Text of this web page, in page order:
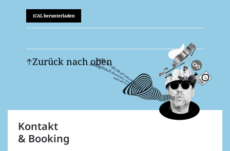
iCAL herunterladen
Zurück nach oben
Kontakt
& Booking